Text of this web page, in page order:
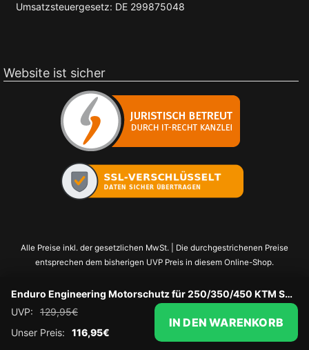
Umsatzsteuergesetz: DE 299875048
Website ist sicher
Alle Preise inkl. der gesetzlichen MwSt. | Die durchgestrichenen Preise
entsprechen dem bisherigen UVP Preis in diesem Online-Shop.
Enduro Engineering Motorschutz für 250/350/450 KTM SX-F 23-, EXC-F 24-, Husqvarna FC 23- FE 24-, GasGas MC/EC F 24-
UVP:
129,95€
Unser Preis:
116,95€
IN DEN WARENKORB